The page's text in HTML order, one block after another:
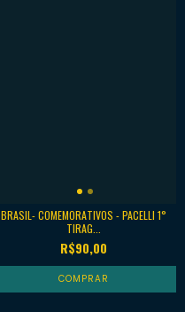
BRASIL- COMEMORATIVOS - PACELLI 1°
TIRAG...
R$90,00